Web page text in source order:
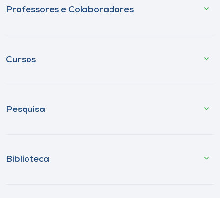
Professores e Colaboradores
Cursos
Pesquisa
Biblioteca